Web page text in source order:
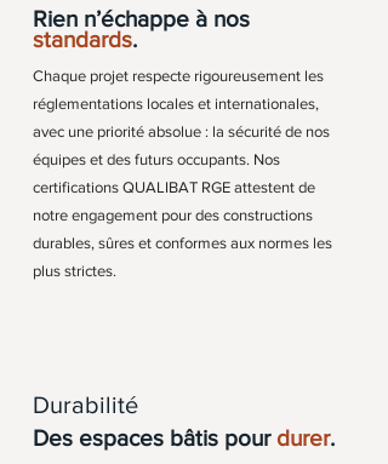
Rien n’échappe à nos
standards.​
Chaque projet respecte rigoureusement les
réglementations locales et internationales,
avec une priorité absolue : la sécurité de nos
équipes et des futurs occupants. Nos
certifications QUALIBAT RGE attestent de
notre engagement pour des constructions
durables, sûres et conformes aux normes les
plus strictes.
Durabilité
Des espaces bâtis pour durer.